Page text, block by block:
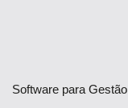
Software para Gestão